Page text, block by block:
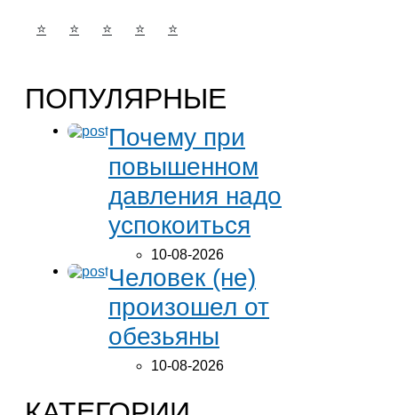
⭐ ⭐ ⭐ ⭐ ⭐
ПОПУЛЯРНЫЕ
Почему при
повышенном
давления надо
успокоиться
10-08-2026
Человек (не)
произошел от
обезьяны
10-08-2026